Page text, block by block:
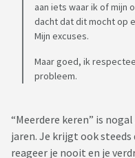
aan iets waar ik of mijn
dacht dat dit mocht op
Mijn excuses.
Maar goed, ik
probleem.
“Meerdere keren” is
jaren. Je krijgt ook
reageer je nooit en je